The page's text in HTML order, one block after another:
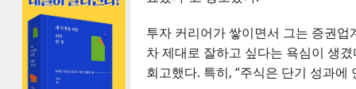
투자 커리어가 쌓이면서 그는 증권
차 제대로 잘하고 싶다는 욕심이 생
회고했다. 특히, “주식은 단기 성과